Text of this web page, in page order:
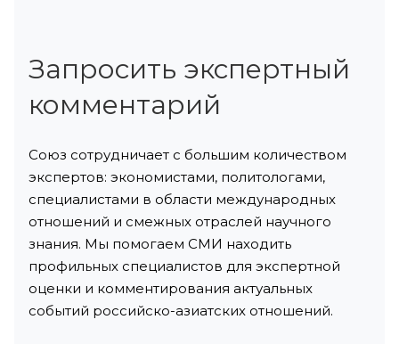
Запросить экспертный
комментарий
Союз сотрудничает с большим количеством
экспертов: экономистами, политологами,
специалистами в области международных
отношений и смежных отраслей научного
знания. Мы помогаем СМИ находить
профильных специалистов для экспертной
оценки и комментирования актуальных
событий российско-азиатских отношений.